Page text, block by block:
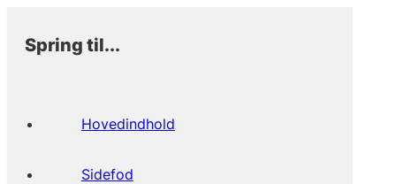
Spring til...
Hovedindhold
Sidefod